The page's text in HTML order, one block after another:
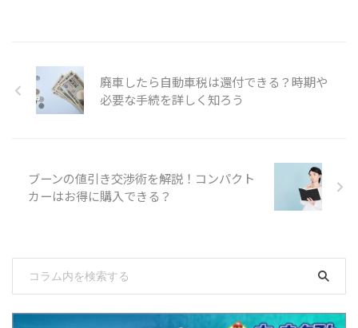
廃車したら自動車税は還付できる？時期や
必要な手続を詳しく知ろう
ブーンの値引き交渉術を解説！コンパクト
カーはお得に購入できる？